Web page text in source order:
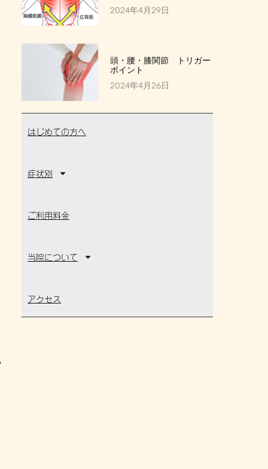
2024年4月29日
頭・腰・膝関節 トリガー
ポイント
2024年4月26日
はじめての方へ
症状別
ご利用料金
当院について
アクセス